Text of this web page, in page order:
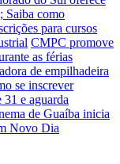
Saiba como
para cursos
CMPC promove
as férias
de empilhadeira
se inscrever
e aguarda
de Guaíba inicia
Novo Dia